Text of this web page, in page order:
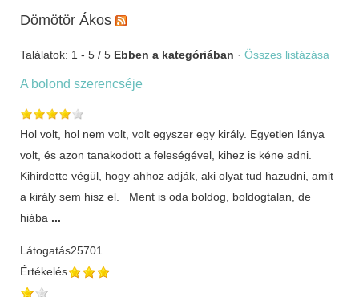
Dömötör Ákos
Találatok: 1 - 5 / 5 Ebben a kategóriában · Összes listázása
A bolond szerencséje
Hol volt, hol nem volt, volt egyszer egy király. Egyetlen lánya
volt, és azon tanakodott a feleségével, kihez is kéne adni.
Kihirdette végül, hogy ahhoz adják, aki olyat tud hazudni, amit
a király sem hisz el. Ment is oda boldog, boldogtalan, de
hiába ...
Látogatás25701
Értékelés